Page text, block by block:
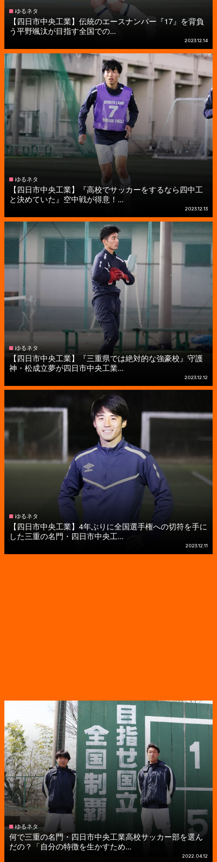
ゆるネタ
【四日市中央工業】伝統のエースナンバー『17』を背負
う平野颯汰が目指す全国での...
2023.12.14
ゆるネタ
【四日市中央工業】『高校でサッカーをするなら四中工
と決めていた』空中戦が得意！...
2023.12.13
ゆるネタ
【四日市中央工業】『三重県では絶対的な強豪校』守護
神・松成立夢が四日市中央工業...
2023.12.12
ゆるネタ
【四日市中央工業】4年ぶりに全国選手権への切符を手に
した三重の名門・四日市中央工...
2023.12.11
ゆるネタ
何で三重の名門・四日市中央工業高校サッカー部を選ん
だの？「自分の特徴を生かすため...
2022.04.12